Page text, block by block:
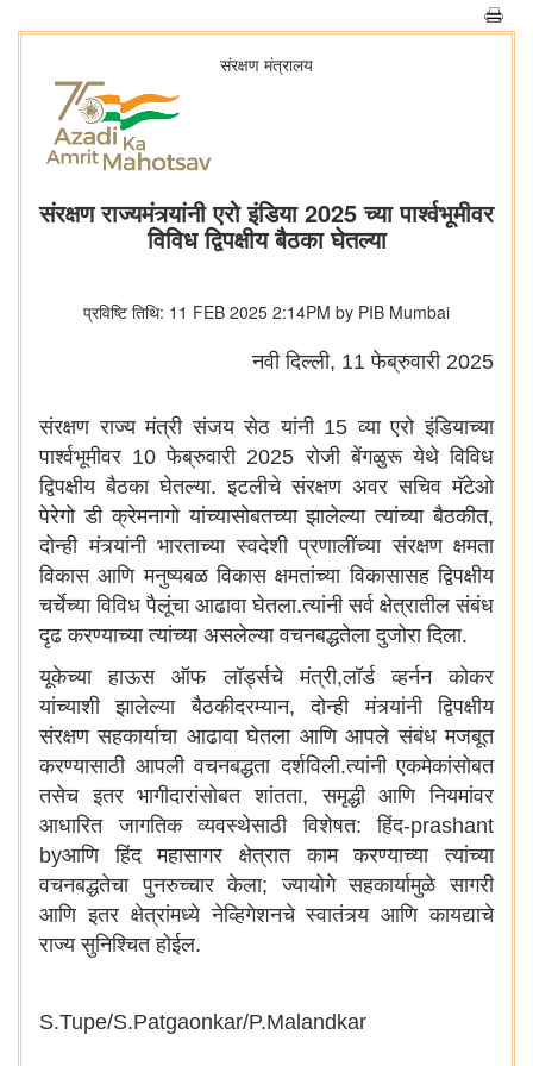
संरक्षण मंत्रालय
संरक्षण राज्यमंत्र्यांनी एरो इंडिया 2025 च्या पार्श्वभूमीवर
विविध द्विपक्षीय बैठका घेतल्या
प्रविष्टि तिथि: 11 FEB 2025 2:14PM by PIB Mumbai
नवी दिल्ली, 11 फेब्रुवारी 2025
संरक्षण राज्य मंत्री संजय सेठ यांनी 15 व्या एरो इंडियाच्या
पार्श्वभूमीवर 10 फेब्रुवारी 2025 रोजी बेंगळुरू येथे विविध
द्विपक्षीय बैठका घेतल्या. इटलीचे संरक्षण अवर सचिव मॅटेओ
पेरेगो डी क्रेमनागो यांच्यासोबतच्या झालेल्या त्यांच्या बैठकीत,
दोन्ही मंत्र्यांनी भारताच्या स्वदेशी प्रणालींच्या संरक्षण क्षमता
विकास आणि मनुष्यबळ विकास क्षमतांच्या विकासासह द्विपक्षीय
चर्चेच्या विविध पैलूंचा आढावा घेतला.त्यांनी सर्व क्षेत्रातील संबंध
दृढ करण्याच्या त्यांच्या असलेल्या वचनबद्धतेला दुजोरा दिला.
यूकेच्या हाऊस ऑफ लॉर्ड्सचे मंत्री,लॉर्ड व्हर्नन कोकर
यांच्याशी झालेल्या बैठकीदरम्यान, दोन्ही मंत्र्यांनी द्विपक्षीय
संरक्षण सहकार्याचा आढावा घेतला आणि आपले संबंध मजबूत
करण्यासाठी आपली वचनबद्धता दर्शविली.त्यांनी एकमेकांसोबत
तसेच इतर भागीदारांसोबत शांतता, समृद्धी आणि नियमांवर
आधारित जागतिक व्यवस्थेसाठी विशेषत: हिंद-prashant
byआणि हिंद महासागर क्षेत्रात काम करण्याच्या त्यांच्या
वचनबद्धतेचा पुनरुच्चार केला; ज्यायोगे सहकार्यामुळे सागरी
आणि इतर क्षेत्रांमध्ये नेव्हिगेशनचे स्वातंत्र्य आणि कायद्याचे
राज्य सुनिश्चित होईल.
S.Tupe/S.Patgaonkar/P.Malandkar